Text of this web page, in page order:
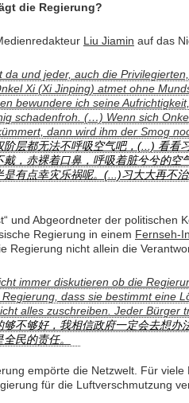
die Regierung?
Liu Jiamin auf das
da und jeder, auch die
Xi (Xi Jinping) atmet ohne
bewundere ich seine
schadenfroh. (…) Wenn sich
dann wird ihm der Smog
阶层都无法不呼吸空气吧，(...) 看看
戴，赤裸着口鼻，呼吸着脏兮兮的空
是有点幸灾乐祸呢。(...)习大大再不
und Abgeordneter der politischen
Regierung in einem Fernseh-
Regierung nicht allein die
immer diskutieren ob die
dass sie bestimmt eine
alles zuschreiben. Jeder Bürger
够不够好，我相信政府一定会去想办
民的责任。
empörte die Netzwelt. Für viele
für die Luftverschmutzung